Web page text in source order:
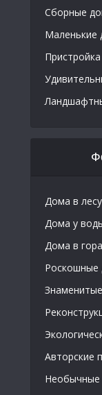
Сборные
Маленькие
Дома в лесу
Дома у
Дома в
Роскошные
Авторские
Необычные